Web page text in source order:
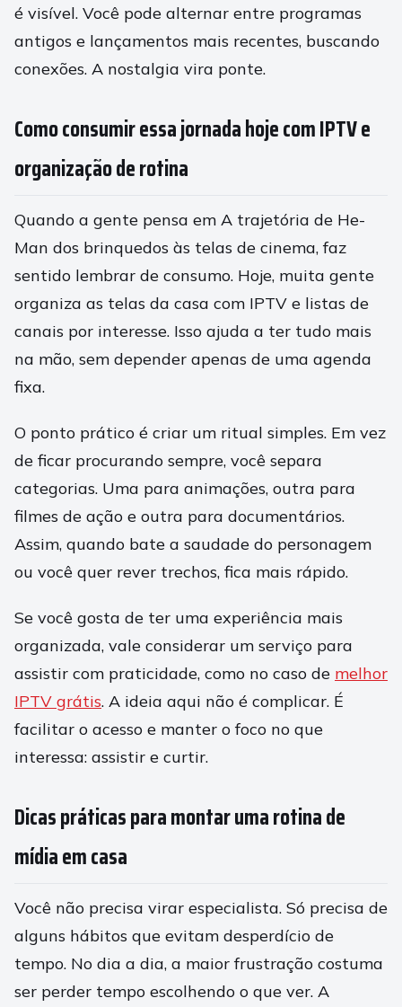
é visível. Você pode alternar entre programas
antigos e lançamentos mais recentes, buscando
conexões. A nostalgia vira ponte.
Como consumir essa jornada hoje com IPTV e
organização de rotina
Quando a gente pensa em A trajetória de He-
Man dos brinquedos às telas de cinema, faz
sentido lembrar de consumo. Hoje, muita gente
organiza as telas da casa com IPTV e listas de
canais por interesse. Isso ajuda a ter tudo mais
na mão, sem depender apenas de uma agenda
fixa.
O ponto prático é criar um ritual simples. Em vez
de ficar procurando sempre, você separa
categorias. Uma para animações, outra para
filmes de ação e outra para documentários.
Assim, quando bate a saudade do personagem
ou você quer rever trechos, fica mais rápido.
Se você gosta de ter uma experiência mais
organizada, vale considerar um serviço para
assistir com praticidade, como no caso de melhor
IPTV grátis. A ideia aqui não é complicar. É
facilitar o acesso e manter o foco no que
interessa: assistir e curtir.
Dicas práticas para montar uma rotina de
mídia em casa
Você não precisa virar especialista. Só precisa de
alguns hábitos que evitam desperdício de
tempo. No dia a dia, a maior frustração costuma
ser perder tempo escolhendo o que ver. A